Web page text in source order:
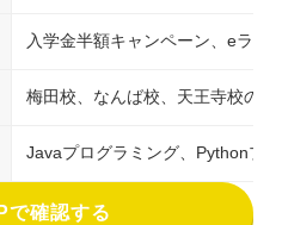
入学金半額キャンペーン、eラー
梅田校、なんば校、天王寺校の
Javaプログラミング、Pythonプ
で確認する